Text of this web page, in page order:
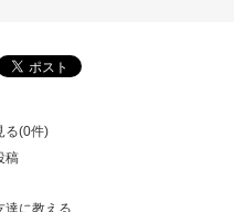
る(0件)
稿
達に教える